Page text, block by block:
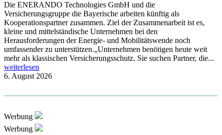
Die ENERANDO Technologies GmbH und die
Versicherungsgruppe die Bayerische arbeiten künftig als
Kooperationspartner zusammen. Ziel der Zusammenarbeit ist es,
kleine und mittelständische Unternehmen bei den
Herausforderungen der Energie- und Mobilitätswende noch
umfassender zu unterstützen.„Unternehmen benötigen heute weit
mehr als klassischen Versicherungsschutz. Sie suchen Partner, die...
weiterlesen
6. August 2026
Werbung
Werbung